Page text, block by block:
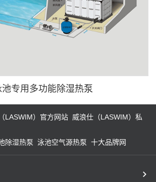
池专用多功能除湿热泵
LASWIM）官方网站 威浪仕（LASWIM）私
除湿热泵 泳池空气源热泵 十大品牌网